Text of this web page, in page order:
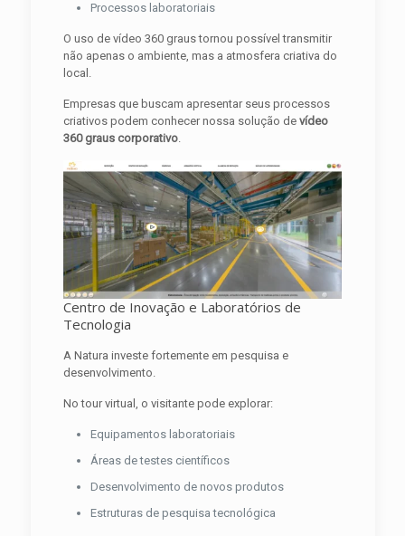
Processos laboratoriais
O uso de vídeo 360 graus tornou possível transmitir
não apenas o ambiente, mas a atmosfera criativa do
local.
Empresas que buscam apresentar seus processos
criativos podem conhecer nossa solução de vídeo
360 graus corporativo.
Centro de Inovação e Laboratórios de
Tecnologia
A Natura investe fortemente em pesquisa e
desenvolvimento.
No tour virtual, o visitante pode explorar:
Equipamentos laboratoriais
Áreas de testes científicos
Desenvolvimento de novos produtos
Estruturas de pesquisa tecnológica